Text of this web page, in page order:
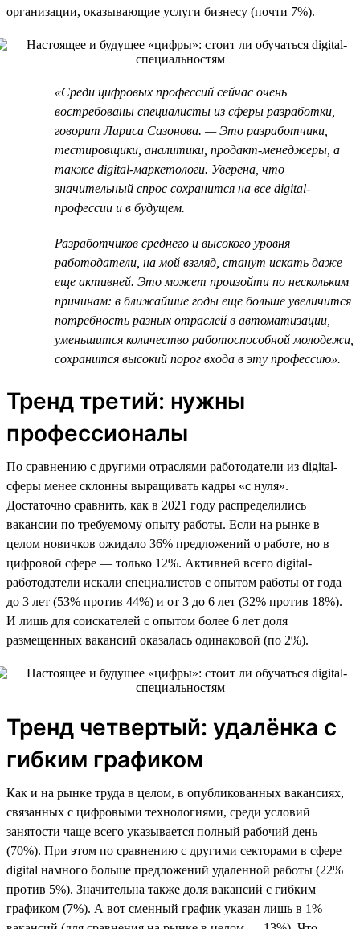
организации, оказывающие услуги бизнесу (почти 7%).
«Среди цифровых профессий сейчас очень
востребованы специалисты из сферы разработки, —
говорит Лариса Сазонова. — Это разработчики,
тестировщики, аналитики, продакт-менеджеры, а
также digital-маркетологи. Уверена, что
значительный спрос сохранится на все digital-
профессии и в будущем.
Разработчиков среднего и высокого уровня
работодатели, на мой взгляд, станут искать даже
еще активней. Это может произойти по нескольким
причинам: в ближайшие годы еще больше увеличится
потребность разных отраслей в автоматизации,
уменьшится количество работоспособной молодежи,
сохранится высокий порог входа в эту профессию».
Тренд третий: нужны
профессионалы
По сравнению с другими отраслями работодатели из digital-
сферы менее склонны выращивать кадры «с нуля».
Достаточно сравнить, как в 2021 году распределились
вакансии по требуемому опыту работы. Если на рынке в
целом новичков ожидало 36% предложений о работе, но в
цифровой сфере — только 12%. Активней всего digital-
работодатели искали специалистов с опытом работы от года
до 3 лет (53% против 44%) и от 3 до 6 лет (32% против 18%).
И лишь для соискателей с опытом более 6 лет доля
размещенных вакансий оказалась одинаковой (по 2%).
Тренд четвертый: удалёнка с
гибким графиком
Как и на рынке труда в целом, в опубликованных вакансиях,
связанных с цифровыми технологиями, среди условий
занятости чаще всего указывается полный рабочий день
(70%). При этом по сравнению с другими секторами в сфере
digital намного больше предложений удаленной работы (22%
против 5%). Значительна также доля вакансий с гибким
графиком (7%). А вот сменный график указан лишь в 1%